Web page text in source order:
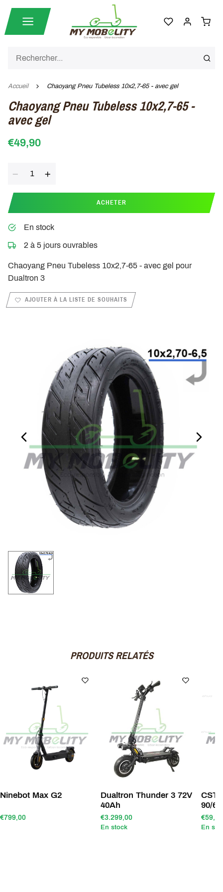
Accueil Chaoyang Pneu Tubeless 10x2,7-65 - avec gel
Chaoyang Pneu Tubeless 10x2,7-65 -
avec gel
€49,90
ACHETER
En stock
2 à 5 jours ouvrables
Chaoyang Pneu Tubeless 10x2,7-65 - avec gel pour
Dualtron 3
AJOUTER À LA LISTE DE SOUHAITS
PREVIOUS_SLIDE
PRODUITS RELATÉS
Ninebot Max G2
€799,00
Dualtron Thunder 3 72V
40Ah
€3.299,00
En stock
CST
€59,90
En